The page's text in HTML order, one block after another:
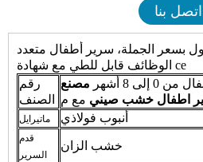
اتصل بنا
بسعر الجملة، سرير أطفال متعدد
الوظائف قابل للطي مع شهادة ce
رقم
الصنف
8 أشهر
مصنع
اطفال خشب صيني مع م
ماتيرايل أنبوب فولاذي
قدم
السرير
خشب الزان